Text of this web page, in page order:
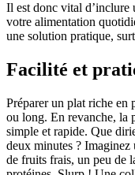
Il est donc vital d’inclure
votre alimentation
une solution pratique,
Facilité et
Préparer un plat riche en
ou long. En revanche, la
simple et rapide. Que
deux minutes ? Imaginez
de fruits frais, un peu de